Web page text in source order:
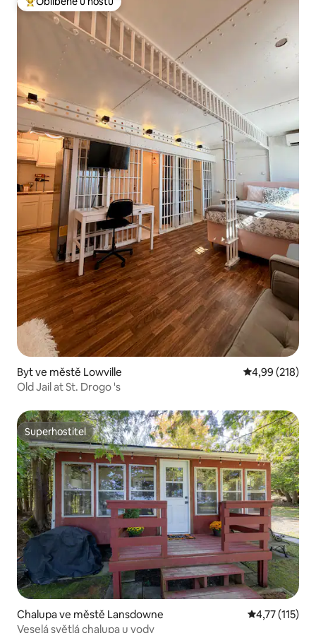
Nejlepší v kategorii Oblíbené u hostů
Byt ve městě Lowville Průměrné
4,99 (218)
Old Jail at St. Drogo 's
Superhostitel
Superhostitel
Chalupa ve městě Lansdowne Průměrné
4,77 (115)
Veselá světlá chalupa u vody